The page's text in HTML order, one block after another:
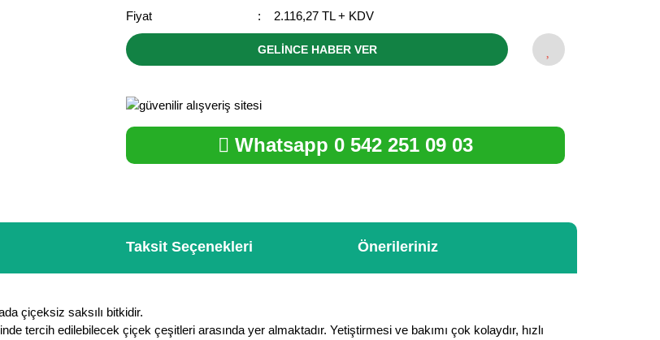
Fiyat
2.116,27 TL + KDV
GELİNCE HABER VER
Whatsapp 0 542 251 09 03
Taksit Seçenekleri Önerileriniz
çiçeksiz saksılı bitkidir.
tercih edilebilecek çiçek çeşitleri arasında yer almaktadır. Yetiştirmesi ve bakımı çok kolaydır, hızlı